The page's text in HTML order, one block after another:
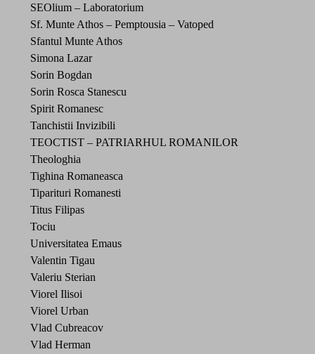
SEOlium – Laboratorium
Sf. Munte Athos – Pemptousia – Vatoped
Sfantul Munte Athos
Simona Lazar
Sorin Bogdan
Sorin Rosca Stanescu
Spirit Romanesc
Tanchistii Invizibili
TEOCTIST – PATRIARHUL ROMANILOR
Theologhia
Tighina Romaneasca
Tiparituri Romanesti
Titus Filipas
Tociu
Universitatea Emaus
Valentin Tigau
Valeriu Sterian
Viorel Ilisoi
Viorel Urban
Vlad Cubreacov
Vlad Herman